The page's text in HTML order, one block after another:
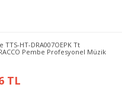
HT-DRA007OEPK Tt
Pembe Profesyonel Müzik
TL